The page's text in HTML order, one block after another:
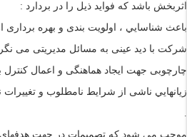
اثربخش باشد که فوايد ذيل را در بردارد :
باعث شناسايي ، اولويت بندی و بهره برداری
شرکت با ديد عينی به مسائل مديريتی می
چارچوبی جهت ايجاد هماهنگی و اعمال کنترل
زيانهايي ناشی از شرايط نامطلوب و
.
موجب می شود که تصميمات در جهت هدفهای